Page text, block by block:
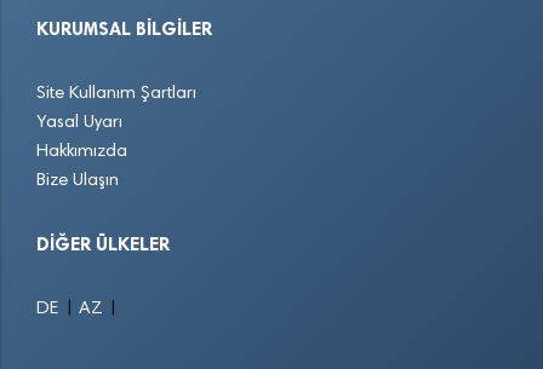
KURUMSAL BILGILER
Site Kullanım Şartları
Yasal Uyarı
Hakkımızda
Bize Ulaşın
DIĞER ÜLKELER
DE AZ